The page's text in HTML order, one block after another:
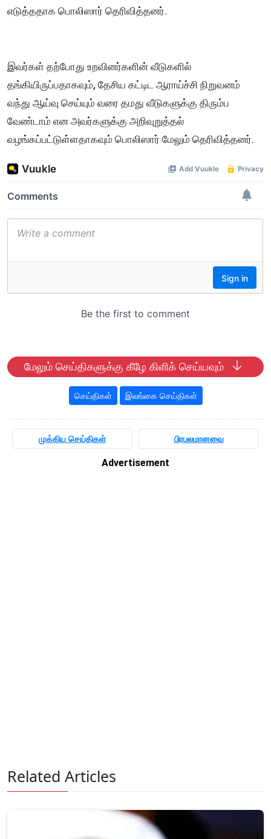
எடுத்ததாக பொலிஸார் தெரிவித்தனர்.
இவர்கள் தற்போது உறவினர்களின் வீடுகளில்
தங்கியிருப்பதாகவும், தேசிய கட்டிட ஆராய்ச்சி நிறுவனம்
வந்து ஆய்வு செய்யும் வரை தமது வீடுகளுக்கு திரும்ப
வேண்டாம் என அவர்களுக்கு அறிவுறுத்தல்
வழங்கப்பட்டுள்ளதாகவும் பொலிஸார் மேலும் தெரிவித்தனர்.
மேலும் செய்திகளுக்கு கீழே கிளிக் செய்யவும்
செய்திகள் இலங்கை செய்திகள்
முக்கிய செய்திகள் பிரபலமானவை
Advertisement
Related Articles